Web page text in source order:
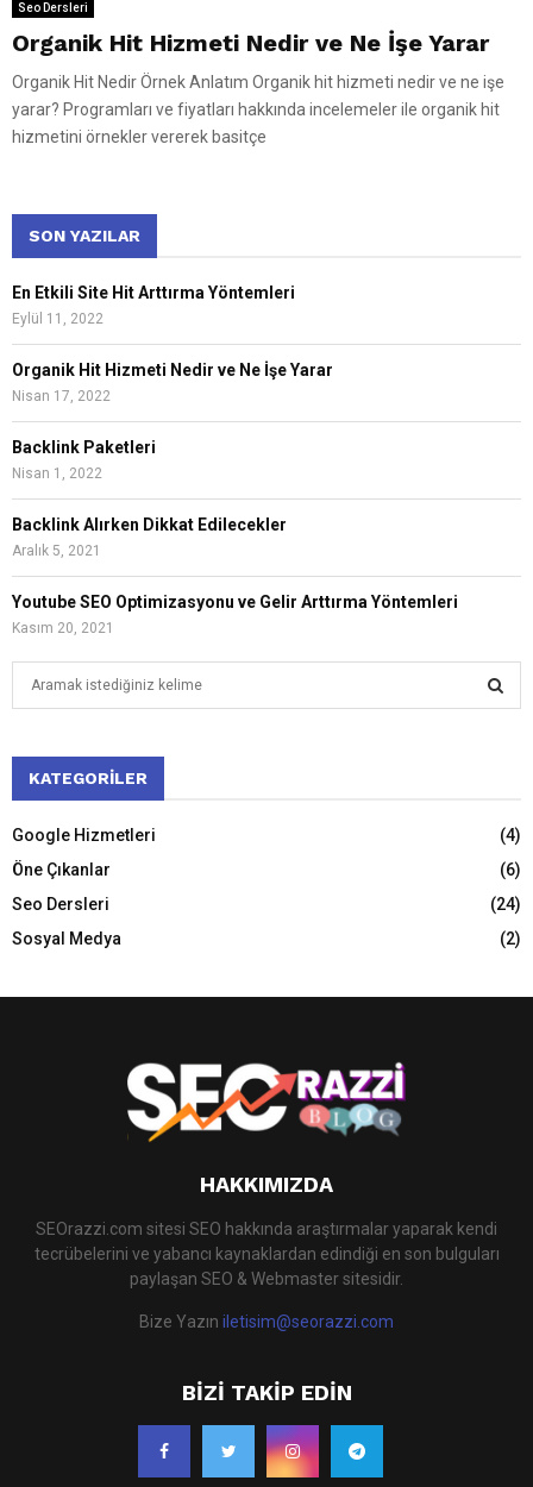
Seo Dersleri
Organik Hit Hizmeti Nedir ve Ne İşe Yarar
Organik Hit Nedir Örnek Anlatım Organik hit hizmeti nedir ve ne işe
yarar? Programları ve fiyatları hakkında incelemeler ile organik hit
hizmetini örnekler vererek basitçe
SON YAZILAR
En Etkili Site Hit Arttırma Yöntemleri
Eylül 11, 2022
Organik Hit Hizmeti Nedir ve Ne İşe Yarar
Nisan 17, 2022
Backlink Paketleri
Nisan 1, 2022
Backlink Alırken Dikkat Edilecekler
Aralık 5, 2021
Youtube SEO Optimizasyonu ve Gelir Arttırma Yöntemleri
Kasım 20, 2021
h
f
r
:
KATEGORILER
Google Hizmetleri
(4)
Öne Çıkanlar
(6)
Seo Dersleri
(24)
Sosyal Medya
(2)
HAKKIMIZDA
SEOrazzi.com sitesi SEO hakkında araştırmalar yaparak kendi
tecrübelerini ve yabancı kaynaklardan edindiği en son bulguları
paylaşan SEO & Webmaster sitesidir.
Bize Yazın iletisim@seorazzi.com
BIZI TAKIP EDIN